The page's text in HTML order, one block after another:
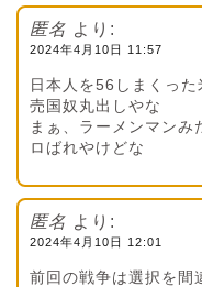
匿名 より:
2024年4月10日 11:57
日本人を56しまくっ
売国奴丸出しやな
まぁ、ラーメンマンみ
ロばれやけどな
匿名 より:
2024年4月10日 12:01
前回の戦争は選択を間